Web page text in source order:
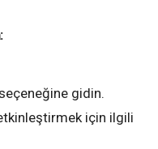
gidin.
için ilgili